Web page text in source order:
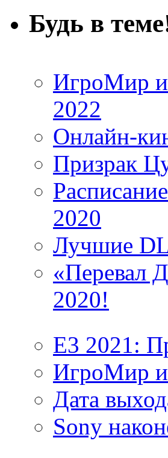
Будь в
ИгроМир и
2022
Онлайн-
Призрак
2020
Лучшие
«Перевал
2020!
E3 2021:
ИгроМир и
Дата
Sony